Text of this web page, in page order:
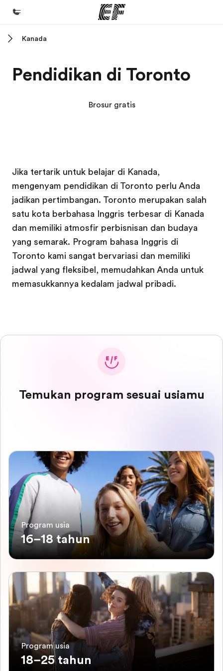
Daftar program
Cerita kami
Karir
Bergabung dengan tim kami
Kanada
Pendidikan di Toronto
Brosur gratis
Jika tertarik untuk belajar di Kanada,
mengenyam pendidikan di Toronto perlu Anda
jadikan pertimbangan. Toronto merupakan salah
satu kota berbahasa Inggris terbesar di Kanada
dan memiliki atmosfir perbisnisan dan budaya
yang semarak. Program bahasa Inggris di
Toronto kami sangat bervariasi dan memiliki
jadwal yang fleksibel, memudahkan Anda untuk
memasukkannya kedalam jadwal pribadi.
Temukan program sesuai usiamu
Program usia
16–18 tahun
Program usia
18–25 tahun